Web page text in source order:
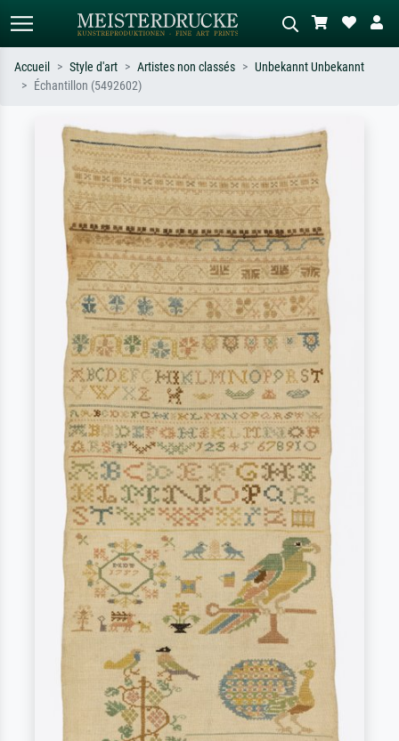
Recherchez par artiste, titre ou style –
ex. Monet, Nuit étoilée,
impressionnisme, vague de Hokusai,
nu.
Décrivez la scène – ex. prairie verte,
abstrait avec beaucoup de rouge,
tableau sombre, nu debout près d'un
arbre.
Accueil Style d'art Artistes non classés
Unbekannt Unbekannt
Échantillon (5492602)